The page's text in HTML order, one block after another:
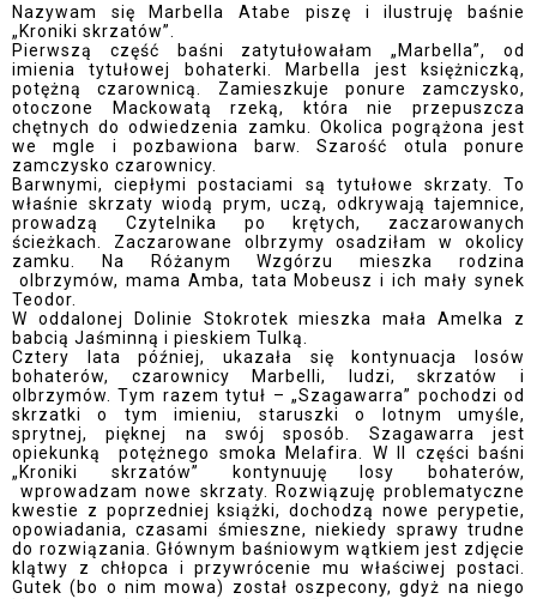
Nazywam się Marbella Atabe piszę i ilustruję baśnie
„Kroniki skrzatów”.
Pierwszą część baśni zatytułowałam „Marbella”, od
imienia tytułowej bohaterki. Marbella jest księżniczką,
potężną czarownicą. Zamieszkuje ponure zamczysko,
otoczone Mackowatą rzeką, która nie przepuszcza
chętnych do odwiedzenia zamku. Okolica pogrążona jest
we mgle i pozbawiona barw. Szarość otula ponure
zamczysko czarownicy.
Barwnymi, ciepłymi postaciami są tytułowe skrzaty. To
właśnie skrzaty wiodą prym, uczą, odkrywają tajemnice,
prowadzą Czytelnika po krętych, zaczarowanych
ścieżkach. Zaczarowane olbrzymy osadziłam w okolicy
zamku. Na Różanym Wzgórzu mieszka rodzina
olbrzymów, mama Amba, tata Mobeusz i ich mały synek
Teodor.
W oddalonej Dolinie Stokrotek mieszka mała Amelka z
babcią Jaśminną i pieskiem Tulką.
Cztery lata później, ukazała się kontynuacja losów
bohaterów, czarownicy Marbelli, ludzi, skrzatów i
olbrzymów. Tym razem tytuł – „Szagawarra” pochodzi od
skrzatki o tym imieniu, staruszki o lotnym umyśle,
sprytnej, pięknej na swój sposób. Szagawarra jest
opiekunką
potężnego smoka Melafira. W II części baśni
„Kroniki skrzatów” kontynuuję losy bohaterów,
wprowadzam nowe skrzaty. Rozwiązuję problematyczne
kwestie z poprzedniej książki, dochodzą nowe perypetie,
opowiadania, czasami śmieszne, niekiedy sprawy trudne
do rozwiązania. Głównym baśniowym wątkiem jest zdjęcie
klątwy z chłopca i przywrócenie mu właściwej postaci.
Gutek (bo o nim mowa) został oszpecony, gdyż na niego